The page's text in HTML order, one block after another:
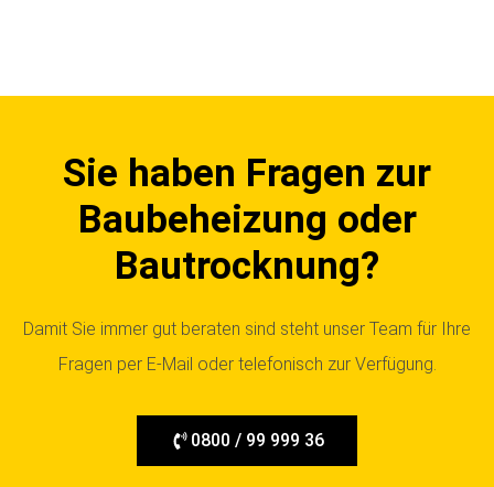
Sie haben Fragen zur
Baubeheizung oder
Bautrocknung?
Damit Sie immer gut beraten sind steht unser Team für Ihre
Fragen per E-Mail oder telefonisch zur Verfügung.
0800 / 99 999 36